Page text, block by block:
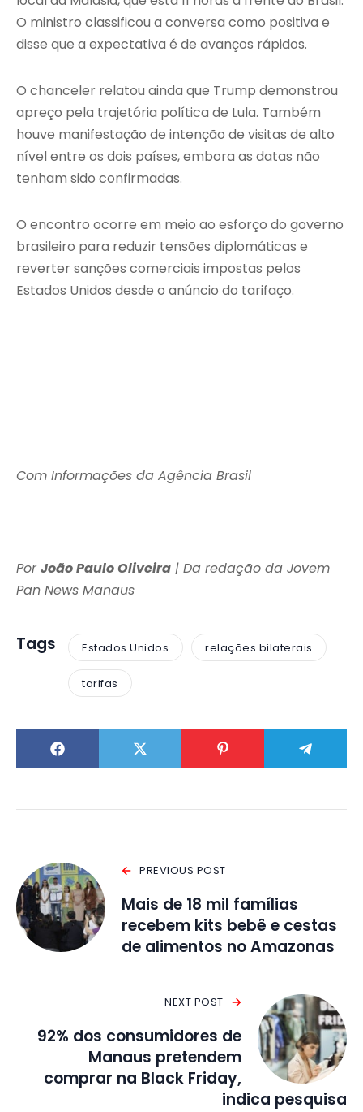
O ministro classificou a conversa como positiva e
disse que a expectativa é de avanços rápidos.
O chanceler relatou ainda que Trump demonstrou
apreço pela trajetória política de Lula. Também
houve manifestação de intenção de visitas de alto
nível entre os dois países, embora as datas não
tenham sido confirmadas.
O encontro ocorre em meio ao esforço do governo
brasileiro para reduzir tensões diplomáticas e
reverter sanções comerciais impostas pelos
Estados Unidos desde o anúncio do tarifaço.
Com Informações da Agência Brasil
PorJoão Paulo Oliveira | Da redação da Jovem
Pan News Manaus
Tags Estados Unidos relações bilaterais
tarifas
PREVIOUS POST
Mais de 18 mil famílias
recebem kits bebê e cestas
de alimentos no Amazonas
NEXT POST
92% dos consumidores de
Manaus pretendem
comprar na Black Friday,
indica pesquisa